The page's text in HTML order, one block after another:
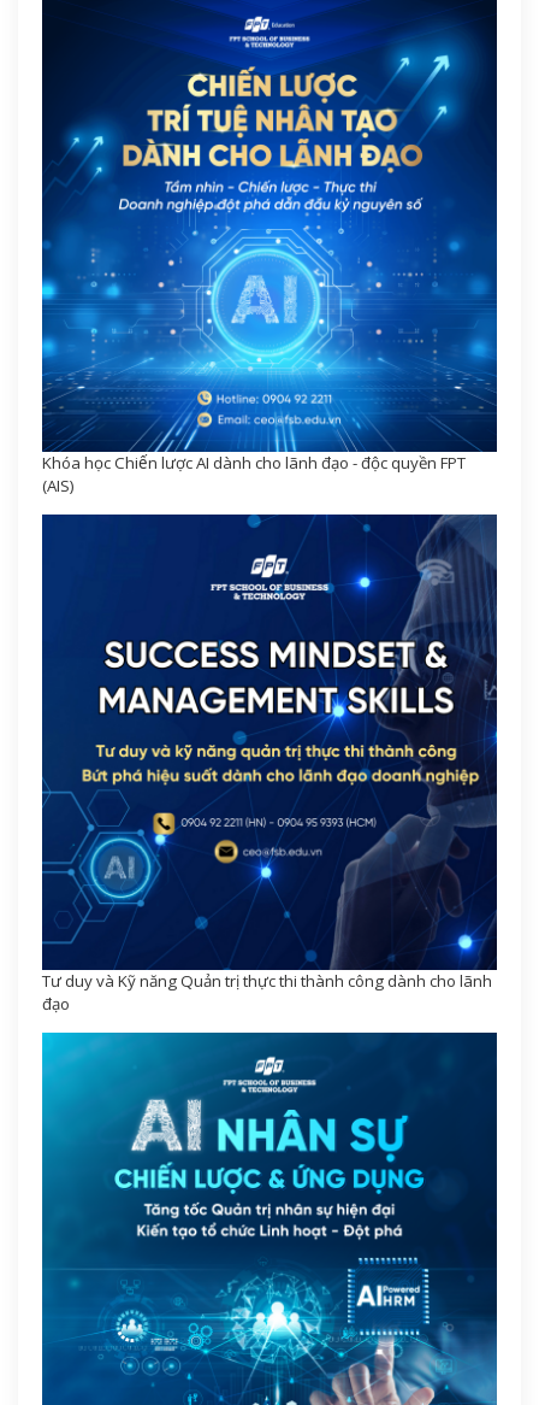
Khóa học Chiến lược AI dành cho lãnh đạo - độc quyền FPT
(AIS)
Tư duy và Kỹ năng Quản trị thực thi thành công dành cho lãnh
đạo